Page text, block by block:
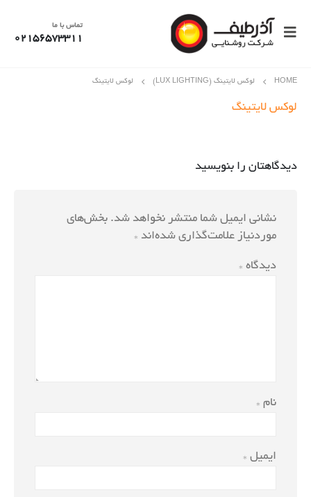
تماس با ما
02156573311
HOME لوکس لایتینگ (LUX LIGHTING) لوکس لایتینگ
لوکس لایتینگ
دیدگاهتان را بنویسید
نشانی ایمیل شما منتشر نخواهد شد. بخش‌های
موردنیاز علامت‌گذاری شده‌اند *
دیدگاه *
نام *
ایمیل *